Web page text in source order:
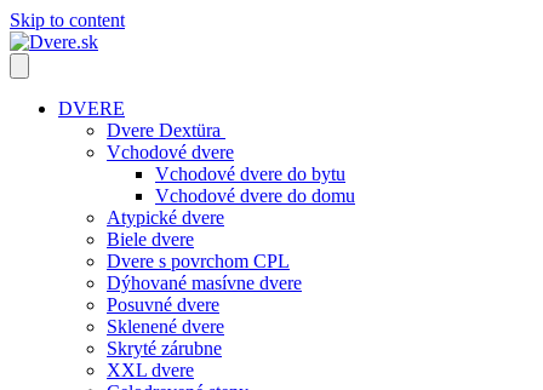
Skip to content
DVERE
Dvere Dextüra
Vchodové dvere
Vchodové dvere do bytu
Vchodové dvere do domu
Atypické dvere
Biele dvere
Dvere s povrchom CPL
Dýhované masívne dvere
Posuvné dvere
Sklenené dvere
Skryté zárubne
XXL dvere